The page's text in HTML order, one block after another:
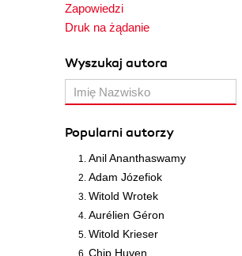
Zapowiedzi
Druk na żądanie
Wyszukaj autora
Popularni autorzy
Anil Ananthaswamy
Adam Józefiok
Witold Wrotek
Aurélien Géron
Witold Krieser
Chip Huyen